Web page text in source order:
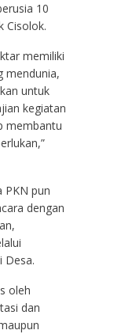
10
Cisolok.
memiliki
mendunia,
untuk
kegiatan
membantu
PKN pun
dengan
Desa.
oleh
dan